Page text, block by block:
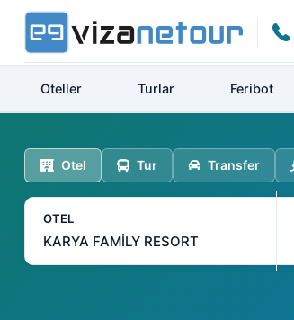
Oteller Turlar Feribot
Otel Tur Transfer
OTEL